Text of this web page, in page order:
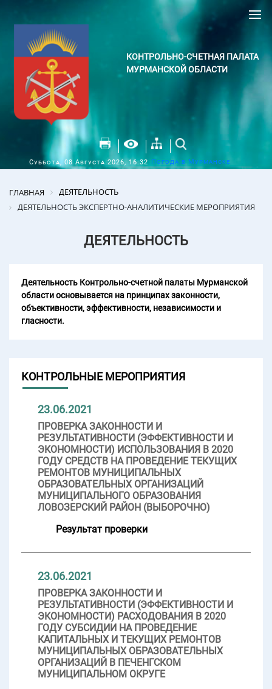
КОНТРОЛЬНО-СЧЕТНАЯ ПАЛАТА
МУРМАНСКОЙ ОБЛАСТИ
Суббота, 08 Августа 2026, 16:32 Погода в Мурманске
ГЛАВНАЯ
ДЕЯТЕЛЬНОСТЬ
ДЕЯТЕЛЬНОСТЬ ЭКСПЕРТНО-АНАЛИТИЧЕСКИЕ МЕРОПРИЯТИЯ
ДЕЯТЕЛЬНОСТЬ
Деятельность Контрольно-счетной палаты Мурманской
области основывается на принципах законности,
объективности, эффективности, независимости и
гласности.
КОНТРОЛЬНЫЕ МЕРОПРИЯТИЯ
23.06.2021
ПРОВЕРКА ЗАКОННОСТИ И
РЕЗУЛЬТАТИВНОСТИ (ЭФФЕКТИВНОСТИ И
ЭКОНОМНОСТИ) ИСПОЛЬЗОВАНИЯ В 2020
ГОДУ СРЕДСТВ НА ПРОВЕДЕНИЕ ТЕКУЩИХ
РЕМОНТОВ МУНИЦИПАЛЬНЫХ
ОБРАЗОВАТЕЛЬНЫХ ОРГАНИЗАЦИЙ
МУНИЦИПАЛЬНОГО ОБРАЗОВАНИЯ
ЛОВОЗЕРСКИЙ РАЙОН (ВЫБОРОЧНО)
Результат проверки
23.06.2021
ПРОВЕРКА ЗАКОННОСТИ И
РЕЗУЛЬТАТИВНОСТИ (ЭФФЕКТИВНОСТИ И
ЭКОНОМНОСТИ) РАСХОДОВАНИЯ В 2020
ГОДУ СУБСИДИИ НА ПРОВЕДЕНИЕ
КАПИТАЛЬНЫХ И ТЕКУЩИХ РЕМОНТОВ
МУНИЦИПАЛЬНЫХ ОБРАЗОВАТЕЛЬНЫХ
ОРГАНИЗАЦИЙ В ПЕЧЕНГСКОМ
МУНИЦИПАЛЬНОМ ОКРУГЕ